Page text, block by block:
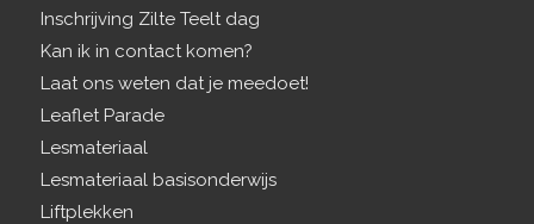
Inschrijving Zilte Teelt dag
Kan ik in contact komen?
Laat ons weten dat je meedoet!
Leaflet Parade
Lesmateriaal
Lesmateriaal basisonderwijs
Liftplekken